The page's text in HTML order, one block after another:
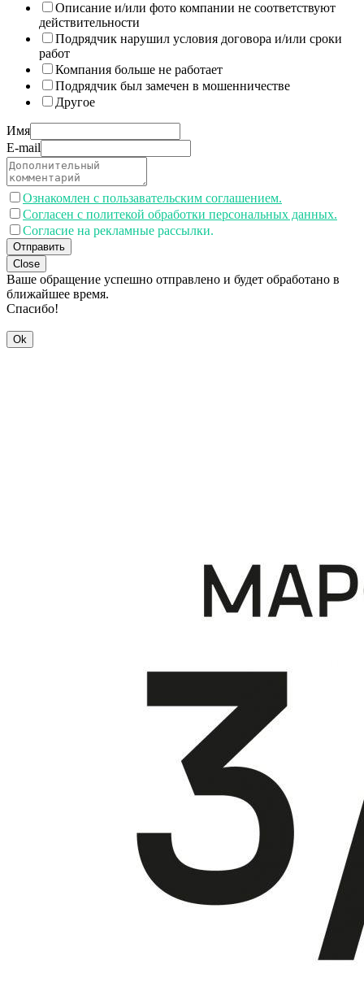
Описание и/или фото компании не соответствуют
действительности
Подрядчик нарушил условия договора и/или сроки
работ
Компания больше не работает
Подрядчик был замечен в мошенничестве
Другое
Имя
E-mail
Ознакомлен с пользавательским соглашением.
Согласен с политекой обработки персональных данных.
Согласие на рекламные рассылки.
Отправить
Close
Ваше обращение успешно отправлено и будет обработано в
ближайшее время.
Спасибо!
Ok